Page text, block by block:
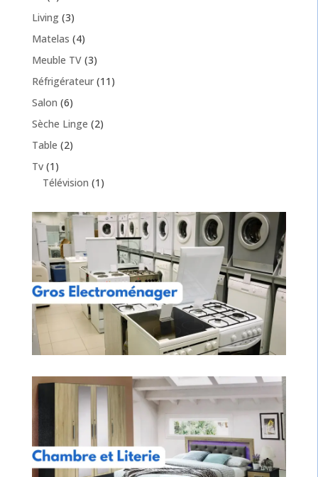
Living (3)
Matelas (4)
Meuble TV (3)
Réfrigérateur (11)
Salon (6)
Sèche Linge (2)
Table (2)
Tv (1)
Télévision (1)